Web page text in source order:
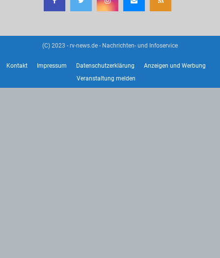
(C) 2023 - rv-news.de - Nachrichten- und Infoservice
Kontakt Impressum Datenschutzerklärung
Anzeigen und Werbung
Veranstaltung melden